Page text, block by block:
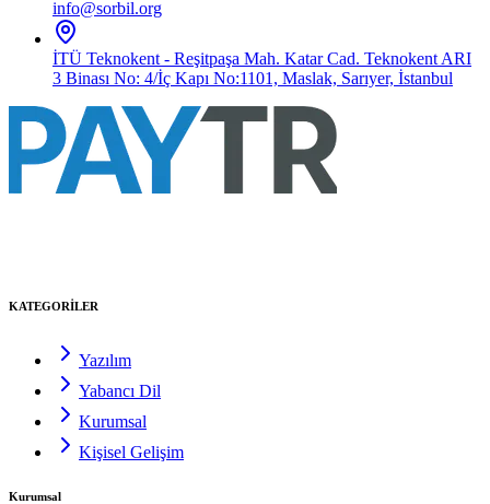
info@sorbil.org
İTÜ Teknokent - Reşitpaşa Mah. Katar Cad. Teknokent ARI
3 Binası No: 4/İç Kapı No:1101, Maslak, Sarıyer, İstanbul
KATEGORİLER
Yazılım
Yabancı Dil
Kurumsal
Kişisel Gelişim
Kurumsal